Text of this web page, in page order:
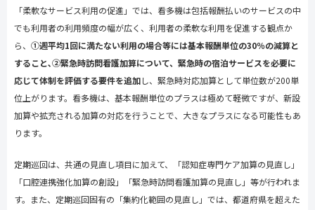
「柔軟なサービス利用の促進」では、看多機は包括報酬払いのサービスの中
でも利用者の利用頻度の幅が広く、利用者の柔軟な利用を促進する観点か
ら、 ①週平均1回に満たない利用の場合等には基本報酬単位の30％の減算と
すること､②緊急時訪問看護加算について、緊急時の宿泊サービスを必要に
応じて体制を評価する要件を追加し、緊急時対応加算として単位数が200単
位上がります。看多機は、基本報酬単位のプラスは極めて軽微ですが、新設
加算や拡充される加算の対応を行うことで、大きなプラスになる可能性もあ
ります。
定期巡回は、共通の見直し項目に加えて、「認知症専門ケア加算の見直し」
「口腔連携強化加算の創設」「緊急時訪問看護加算の見直し」等が行われま
す。また、定期巡回固有の「集約化範囲の見直し」では、都道府県を超えた